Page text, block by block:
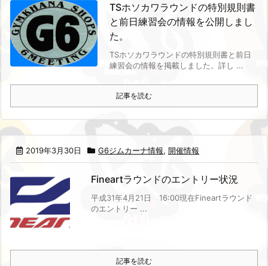
TSホソカワラウンドの特別規則書
と前日練習会の情報を公開しまし
た。
TSホソカワラウンドの特別規則書と前日
練習会の情報を掲載しました。 詳し ...
記事を読む
2019年3月30日 G6ジムカーナ情報, 開催情報
Fineartラウンドのエントリー状況
平成31年4月21日 16:00現在Fineartラウンド
のエントリー ...
記事を読む